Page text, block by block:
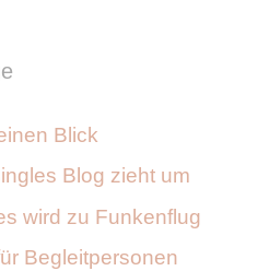
Blick
Blog zieht um
wird zu Funkenflug
Begleitpersonen